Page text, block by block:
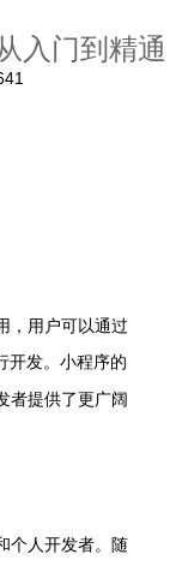
入门到精通
，用户可以通过
开发。小程序的
者提供了更广阔
个人开发者。随